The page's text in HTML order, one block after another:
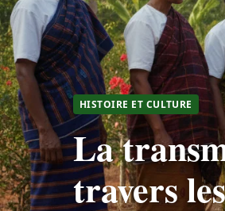
HISTOIRE ET CULTURE
La
travers